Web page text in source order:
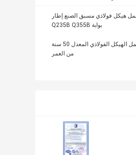
هيكل فولاذي مسبق الصنع إطار
بوابة Q235B Q355B
ورشة عمل الهيكل الفولاذي المعدل 50 سنة
من العمر